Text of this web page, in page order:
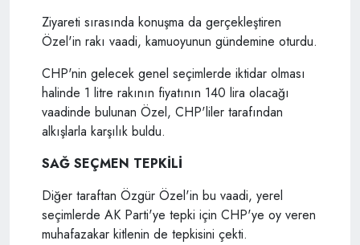
Ziyareti sırasında konuşma da gerçekleştiren
Özel'in rakı vaadi, kamuoyunun gündemine oturdu.
CHP'nin gelecek genel seçimlerde iktidar olması
halinde 1 litre rakının fiyatının 140 lira olacağı
vaadinde bulunan Özel, CHP'liler tarafından
alkışlarla karşılık buldu.
SAĞ SEÇMEN TEPKİLİ
Diğer taraftan Özgür Özel'in bu vaadi, yerel
seçimlerde AK Parti'ye tepki için CHP'ye oy veren
muhafazakar kitlenin de tepkisini çekti.